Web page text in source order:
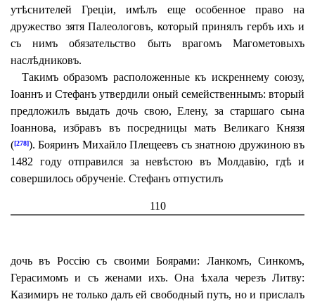
утѣснителей Греціи, имѣлъ еще особенное право на
дружество зятя Палеологовъ, который принялъ гербъ ихъ и
съ нимъ обязательство быть врагомъ Магометовыхъ
наслѣдниковъ.
Такимъ образомъ расположенные къ искреннему союзу,
Іоаннъ и Стефанъ утвердили оный семейственнымъ: вторый
предложилъ выдать дочь свою, Елену, за старшаго сына
Іоаннова, избравъ въ посредницы мать Великаго Князя
([278]). Бояринъ Михайло Плещеевъ съ знатною дружиною въ
1482 году отправился за невѣстою въ Молдавію, гдѣ и
совершилось обрученіе. Стефанъ отпустилъ
110
дочь въ Россію съ своими Боярами: Ланкомъ, Синкомъ,
Герасимомъ и съ женами ихъ. Она ѣхала черезъ Литву:
Казимиръ не только далъ ей свободный путь, но и прислалъ